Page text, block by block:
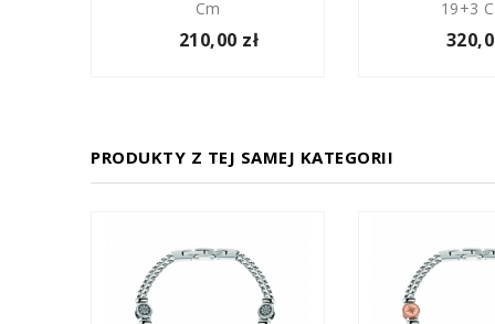
Cm
210,00 zł
19+3
PRODUKTY Z TEJ SAMEJ KATEGORII